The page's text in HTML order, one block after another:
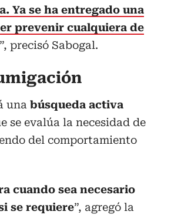
Ya se ha entregado una
prevenir cualquiera de
”, precisó Sabogal.
una búsqueda activa
se evalúa la necesidad de
del comportamiento
cuando sea necesario
se requiere”, agregó la